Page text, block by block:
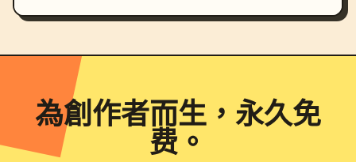
為創作者而生，永久免
费。